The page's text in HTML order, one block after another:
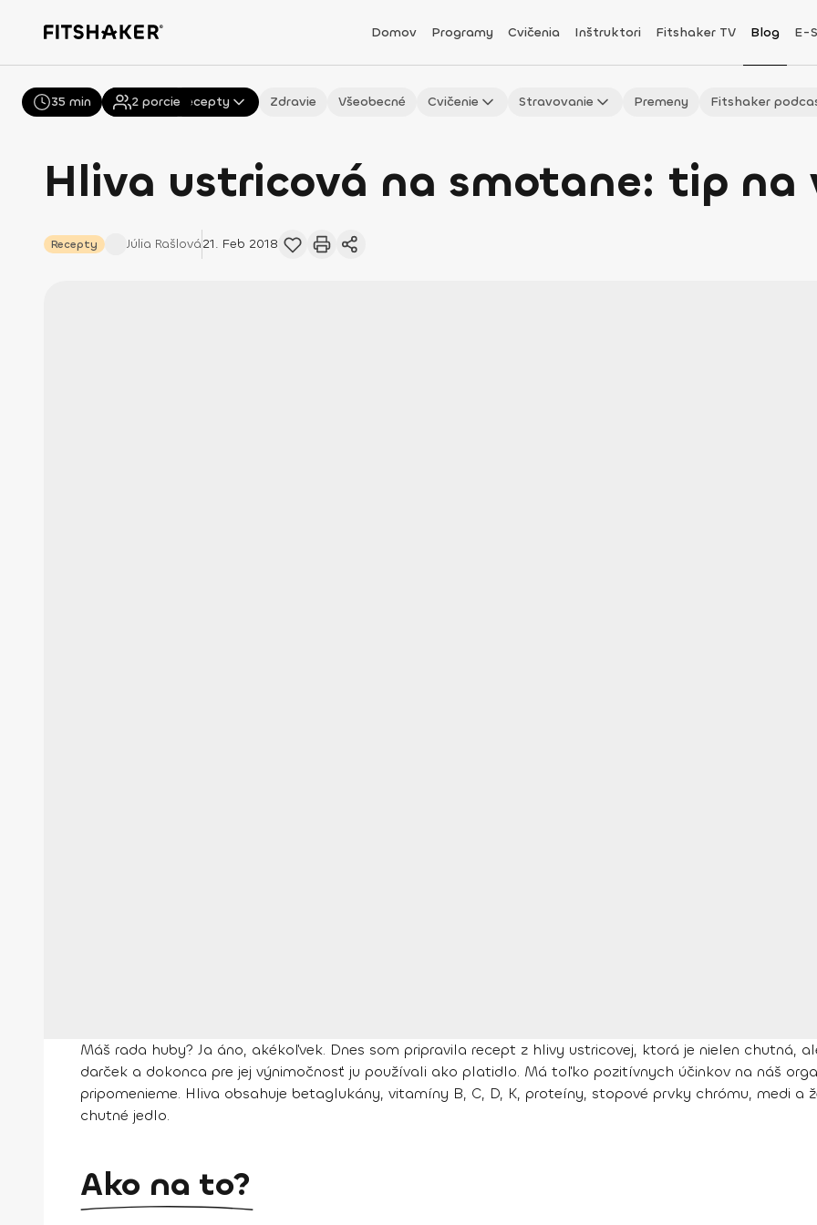
Domov Programy Cvičenia Inštruktori Fitshaker TV Blog E-
Všetky Recepty Zdravie Všeobecné Cvičenie Stravovanie Premeny Fitshaker
Hliva ustricová na smotane: tip na
Recepty Júlia Rašlová21. Feb 2018
35 min 2 porcie
Máš rada huby? Ja áno, akékoľvek. Dnes som pripravila recept z hlivy ustricovej, ktorá je nielen chutná,
darček a dokonca pre jej výnimočnosť ju používali ako platidlo. Má toľko pozitívnych účinkov na náš
pripomenieme. Hliva obsahuje betaglukány, vitamíny B, C, D, K, proteíny, stopové prvky chrómu, medi a
chutné jedlo.
Ako na to?